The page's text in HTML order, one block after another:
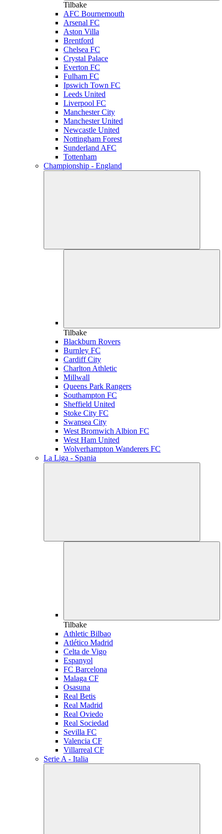
Tilbake
AFC Bournemouth
Arsenal FC
Aston Villa
Brentford
Chelsea FC
Crystal Palace
Everton FC
Fulham FC
Ipswich Town FC
Leeds United
Liverpool FC
Manchester City
Manchester United
Newcastle United
Nottingham Forest
Sunderland AFC
Tottenham
Championship - England
Tilbake
Blackburn Rovers
Burnley FC
Cardiff City
Charlton Athletic
Millwall
Queens Park Rangers
Southampton FC
Sheffield United
Stoke City FC
Swansea City
West Bromwich Albion FC
West Ham United
Wolverhampton Wanderers FC
La Liga - Spania
Tilbake
Athletic Bilbao
Atlético Madrid
Celta de Vigo
Espanyol
FC Barcelona
Malaga CF
Osasuna
Real Betis
Real Madrid
Real Oviedo
Real Sociedad
Sevilla FC
Valencia CF
Villarreal CF
Serie A - Italia